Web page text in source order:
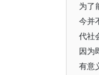
为了
今并
代社
因为
有意